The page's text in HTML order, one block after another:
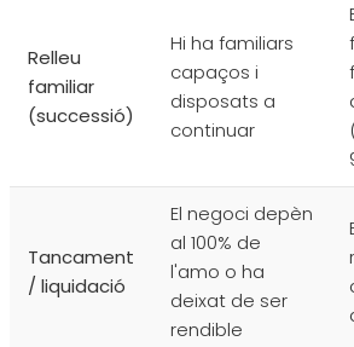
Relleu
familiar
(successió)
Hi ha familiars
capaços i
disposats a
continuar
Tancament
/ liquidació
El negoci depèn
al 100% de
l'amo o ha
deixat de ser
rendible